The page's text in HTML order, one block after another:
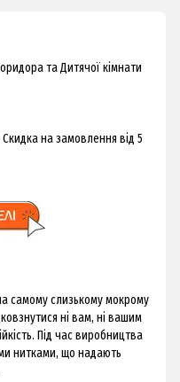
та Дитячої кімнати
на замовлення від 5
самому слизькому мокрому
ні вам, ні вашим
Під час виробництва
нитками, що надають